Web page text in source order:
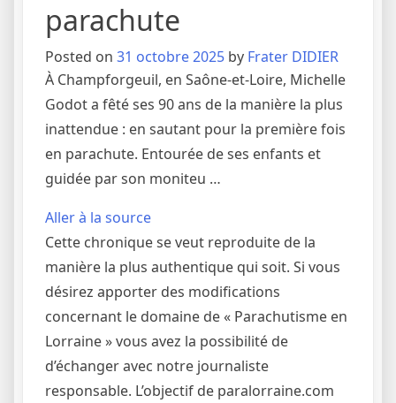
parachute
Posted on 31 octobre 2025 by Frater DIDIER
À Champforgeuil, en Saône-et-Loire, Michelle
Godot a fêté ses 90 ans de la manière la plus
inattendue : en sautant pour la première fois
en parachute. Entourée de ses enfants et
guidée par son moniteu …
Aller à la source
Cette chronique se veut reproduite de la
manière la plus authentique qui soit. Si vous
désirez apporter des modifications
concernant le domaine de « Parachutisme en
Lorraine » vous avez la possibilité de
d’échanger avec notre journaliste
responsable. L’objectif de paralorraine.com